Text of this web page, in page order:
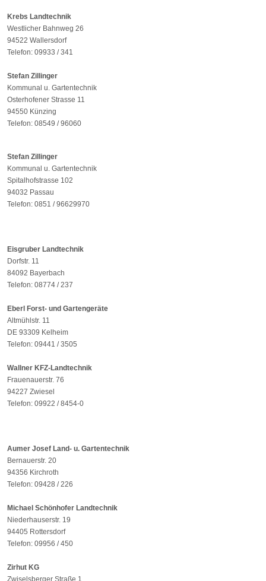
Krebs Landtechnik
Westlicher Bahnweg 26
94522 Wallersdorf
Telefon: 09933 / 341
Stefan Zillinger
Kommunal u. Gartentechnik
Osterhofener Strasse 11
94550 Künzing
Telefon: 08549 / 96060
Stefan Zillinger
Kommunal u. Gartentechnik
Spitalhofstrasse 102
94032 Passau
Telefon: 0851 / 96629970
Eisgruber Landtechnik
Dorfstr. 11
84092 Bayerbach
Telefon: 08774 / 237
Eberl Forst- und Gartengeräte
Altmühlstr. 11
DE 93309 Kelheim
Telefon: 09441 / 3505
Wallner KFZ-Landtechnik
Frauenauerstr. 76
94227 Zwiesel
Telefon: 09922 / 8454-0
Aumer Josef Land- u. Gartentechnik
Bernauerstr. 20
94356 Kirchroth
Telefon: 09428 / 226
Michael Schönhofer Landtechnik
Niederhauserstr. 19
94405 Rottersdorf
Telefon: 09956 / 450
Zirhut KG